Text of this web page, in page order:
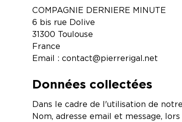
COMPAGNIE DERNIERE MINUTE
6 bis rue Dolive
31300 Toulouse
France
Email : contact@pierrerigal.net
Données collectées
Dans le cadre de l'utilisation de
Nom, adresse email et message,